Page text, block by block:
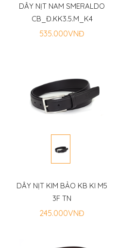
DÂY NỊT NAM SMERALDO
CB_Đ.KK3.5.M_K4
535.000VNĐ
DÂY NỊT KIM BẢO KB KI M5
3F TN
245.000VNĐ